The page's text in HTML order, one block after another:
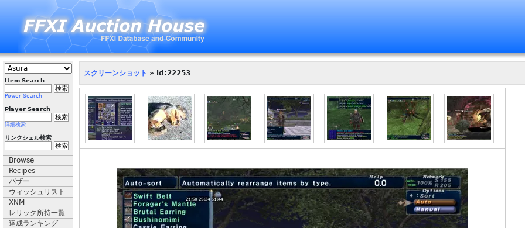
Item Search
Power Search
Player Search
詳細検索
リンクシェル検索
Browse
Recipes
バザー
ウィッシュリスト
XNM
レリック所持一覧
達成ランキング
スクリーンショット » id:22253